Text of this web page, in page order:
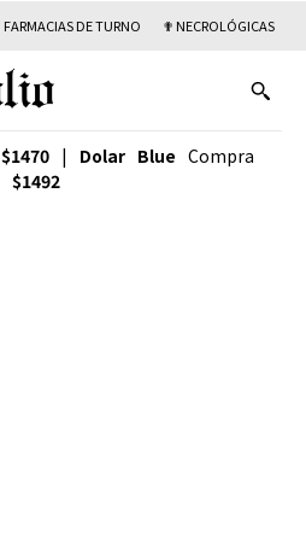
FARMACIAS DE TURNO ✟ NECROLÓGICAS
$1470 | Dolar Blue Compra
$1492